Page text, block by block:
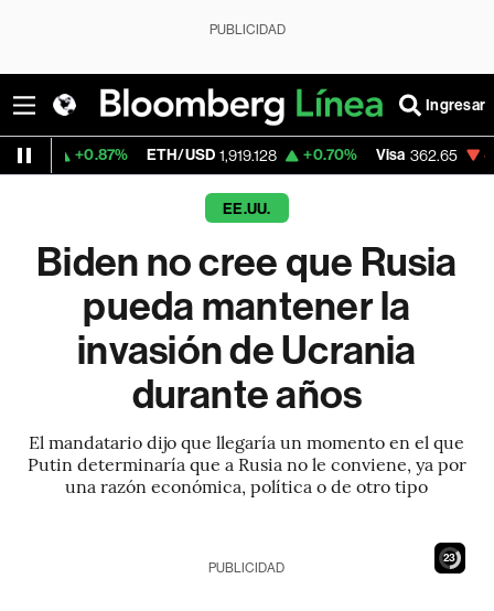
PUBLICIDAD
Ingresar
ETH/USD 1,919.128 +0.70% Visa 362.65 -2.11%
EE.UU.
Biden no cree que Rusia
pueda mantener la
invasión de Ucrania
durante años
El mandatario dijo que llegaría un momento en el que
Putin determinaría que a Rusia no le conviene, ya por
una razón económica, política o de otro tipo
22
PUBLICIDAD